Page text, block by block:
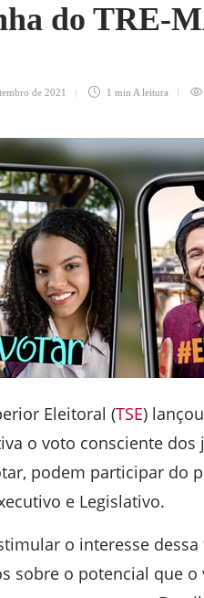
do TRE-
de 2021 1 min A leitura
Eleitoral (TSE)
o voto consciente dos
podem participar do
e Legislativo.
o interesse
sobre o potencial que